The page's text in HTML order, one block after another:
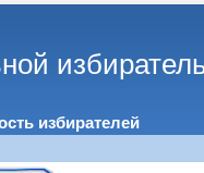
избирателей